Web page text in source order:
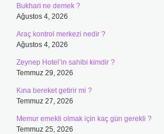
Bukhari ne demek ?
Ağustos 4, 2026
Araç kontrol merkezi nedir ?
Ağustos 4, 2026
Zeynep Hotel’in sahibi kimdir ?
Temmuz 29, 2026
Kına bereket getirir mi ?
Temmuz 27, 2026
Memur emekli olmak için kaç gün gerekli ?
Temmuz 25, 2026